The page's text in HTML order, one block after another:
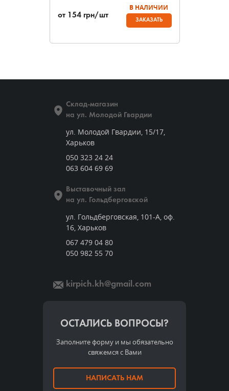
от 154 грн/шт
В НАЛИЧИИ
ЗАКАЗАТЬ
Склад-магазин
на ул. Молодой Гвардии
ул. Молодой Гвардии, 15/17,
Харьков
050 323 24 24
063 604 69 69
Выставочный зал
на ул. Гольдберговской
ул. Гольдберговская, 101-А, оф.
16, Харьков
067 479 04 80
050 982 55 70
kirpich.kh@gmail.com
ОСТАЛИСЬ ВОПРОСЫ?
Заполните форму и мы обязательно
свяжемся с Вами
НАПИСАТЬ НАМ